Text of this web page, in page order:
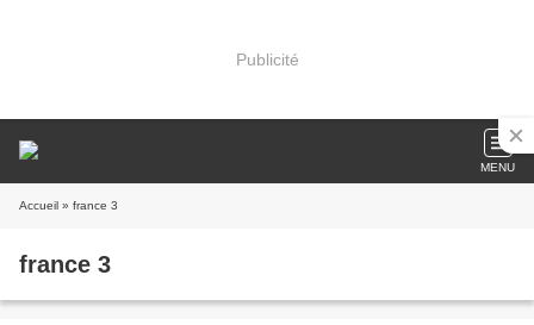
Publicité
MENU
Accueil » france 3
france 3